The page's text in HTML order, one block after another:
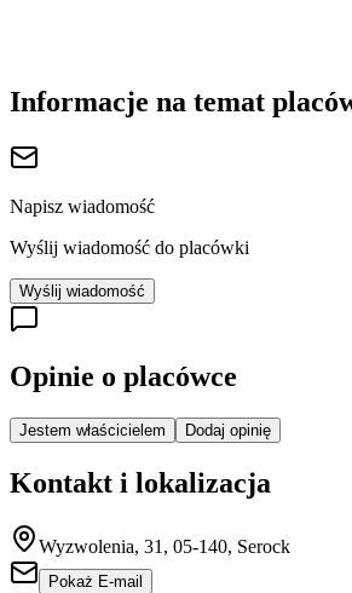
Informacje na temat
Napisz wiadomość
Wyślij wiadomość do placówki
Wyślij wiadomość
Opinie o placówce
Jestem właścicielem Dodaj opinię
Kontakt i lokalizacja
Wyzwolenia, 31, 05-140, Serock
Pokaż E-mail